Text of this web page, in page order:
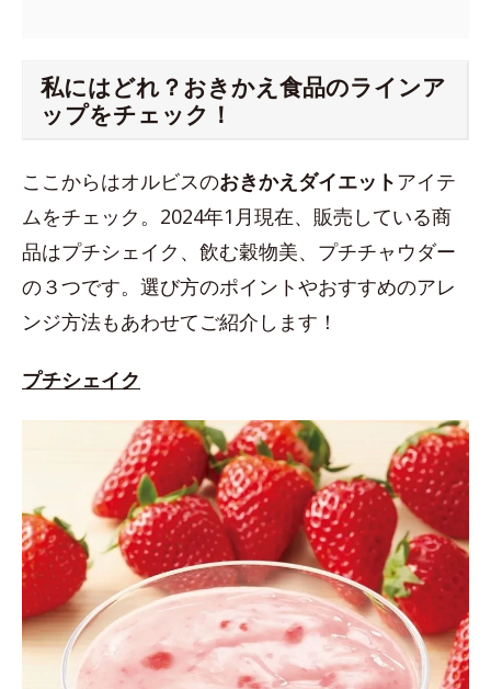
私にはどれ？おきかえ食品のラインア
ップをチェック！
ここからはオルビスのおきかえダイエットアイテ
ムをチェック。2024年1月現在、販売している商
品はプチシェイク、飲む穀物美、プチチャウダー
の３つです。選び方のポイントやおすすめのアレ
ンジ方法もあわせてご紹介します！
プチシェイク